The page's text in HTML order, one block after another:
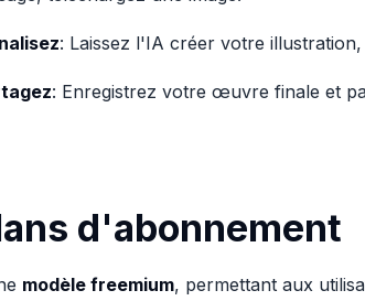
: Laissez l'IA créer votre
: Enregistrez votre œuvre finale et
d'abonnement
modèle freemium, permettant aux